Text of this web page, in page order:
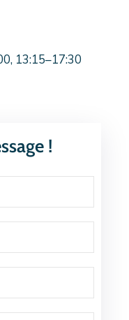
13:15–17:30
!